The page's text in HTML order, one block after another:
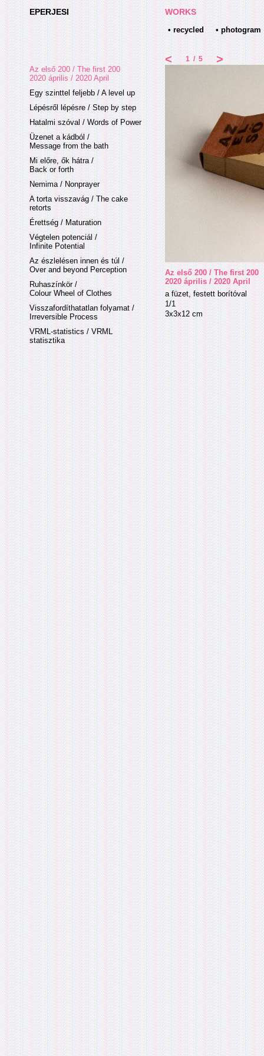
EPERJESI WORKS
• recycled • photogram
Az első 200 / The first 200
2020 április / 2020 April
Egy szinttel feljebb / A level up
Lépésről lépésre / Step by step
Hatalmi szóval / Words of Power
Üzenet a kádból /
Message from the bath
Mi előre, ők hátra /
Back or forth
Nemima / Nonprayer
A torta visszavág / The cake
retorts
Érettség / Maturation
Végtelen potenciál /
Infinite Potential
Az észlelésen innen és túl /
Over and beyond Perception
Ruhaszínkör /
Colour Wheel of Clothes
Visszafordíthatatlan folyamat /
Irreversible Process
VRML-statistics / VRML
statisztika
< 1 / 5 >
Az első 200 / The first 200
2020 április / 2020 April
a füzet, festett borítóval
1/1
3x3x12 cm